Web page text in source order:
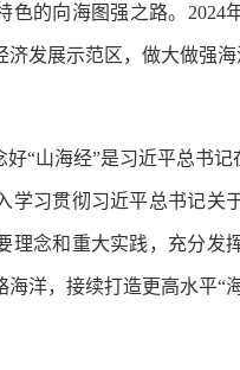
色的向海图强之路。
济发展示范区，做大做强
山海经”是习近平总书记
学习贯彻习近平总书记关
理念和重大实践，充分发
洋，接续打造更高水平“海